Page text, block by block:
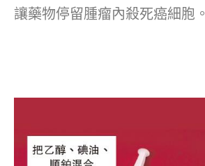
讓藥物停留腫瘤內殺死癌細胞。